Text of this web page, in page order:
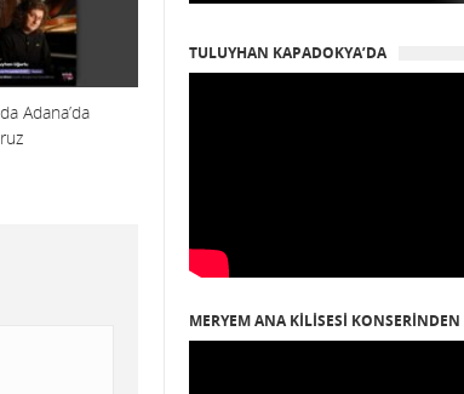
Adana’da
TULUYHAN KAPADOKYA’DA
MERYEM ANA KİLİSESİ